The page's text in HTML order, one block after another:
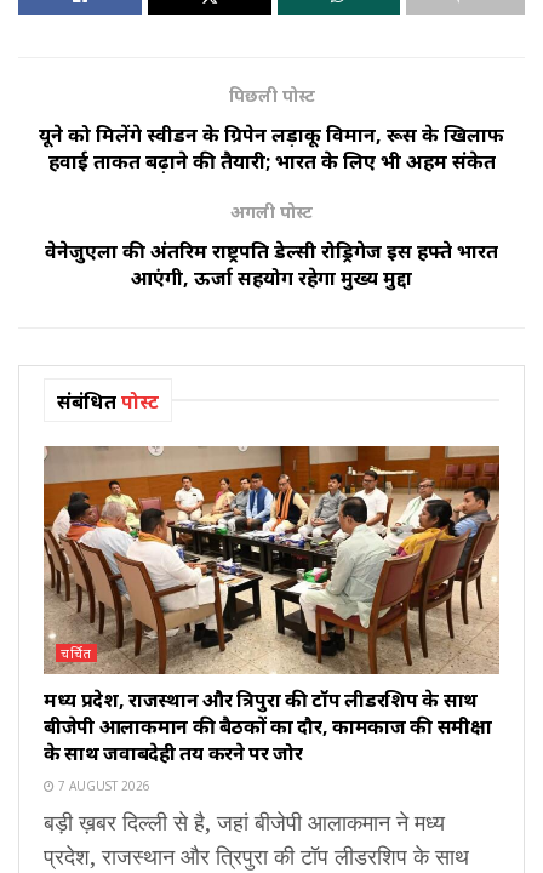
पिछली पोस्ट
यूक्रेन को मिलेंगे स्वीडन के ग्रिपेन लड़ाकू विमान, रूस के खिलाफ
हवाई ताकत बढ़ाने की तैयारी; भारत के लिए भी अहम संकेत
अगली पोस्ट
वेनेजुएला की अंतरिम राष्ट्रपति डेल्सी रोड्रिगेज इस हफ्ते भारत
आएंगी, ऊर्जा सहयोग रहेगा मुख्य मुद्दा
संबंधितपोस्ट
चर्चित
मध्य प्रदेश, राजस्थान और त्रिपुरा की टॉप लीडरशिप के साथ
बीजेपी आलाकमान की बैठकों का दौर, कामकाज की समीक्षा
के साथ जवाबदेही तय करने पर जोर
7 AUGUST 2026
बड़ी ख़बर दिल्ली से है, जहां बीजेपी आलाकमान ने मध्य
प्रदेश, राजस्थान और त्रिपुरा की टॉप लीडरशिप के साथ